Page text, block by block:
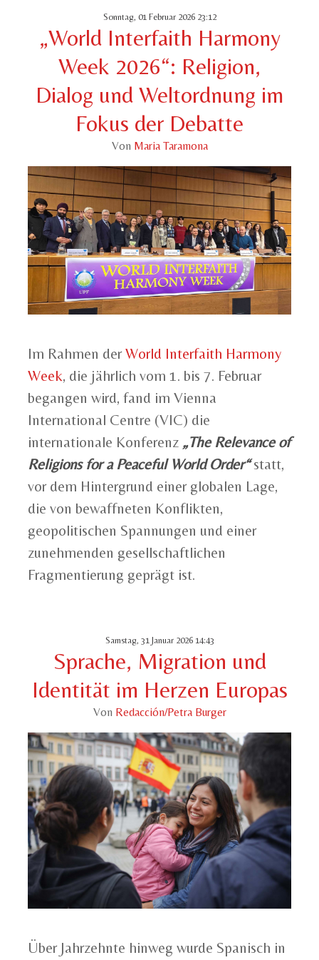
Sonntag, 01 Februar 2026 23:12
„World Interfaith Harmony
Week 2026“: Religion,
Dialog und Weltordnung im
Fokus der Debatte
Von Maria Taramona
Im Rahmen derWorld Interfaith Harmony
Week, die jährlich vom 1. bis 7. Februar
begangen wird, fand im Vienna
International Centre (VIC) die
internationale Konferenz „The Relevance of
Religions for a Peaceful World Order“statt,
vor dem Hintergrund einer globalen Lage,
die von bewaffneten Konflikten,
geopolitischen Spannungen und einer
zunehmenden gesellschaftlichen
Fragmentierung geprägt ist.
Samstag, 31 Januar 2026 14:43
Sprache, Migration und
Identität im Herzen Europas
Von Redacción/Petra Burger
Über Jahrzehnte hinweg wurde Spanisch in